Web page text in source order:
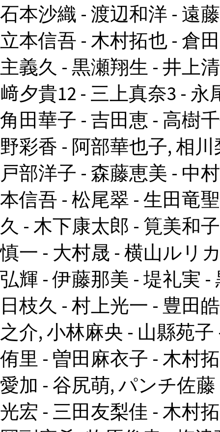
石本沙織 - 渡辺和洋 - 遠
立本信吾 - 木村拓也 - 倉
主義久 - 黒瀬翔生 - 井上
﨑夕貴12 - 三上真奈3 - 永
角田華子 - 吉田恵 - 高樹
野彩香 - 阿部華也子, 相
戸部洋子 - 森藤恵美 - 中
本信吾 - 松尾翠 - 生田竜
久 - 木下康太郎 - 筧美和
慎一 - 大村晟 - 横山ルリ
弘輝 - 伊藤那美 - 堤礼実
日枝久 - 村上光一 - 豊田
之介, 小林麻央 - 山縣苑
侑里 - 曽田麻衣子 - 木村
愛加 - 谷尻萌, パンチ佐
光宏 - 三田友梨佳 - 木村